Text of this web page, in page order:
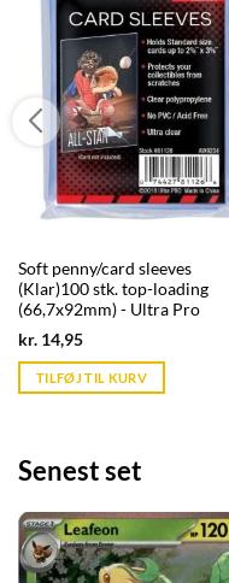
Soft penny/card sleeves
(Klar)100 stk. top-loading
(66,7x92mm) - Ultra Pro
kr. 14,95Current
is:
kr. 39,95.
TILFØJ TIL KURV
Senest set